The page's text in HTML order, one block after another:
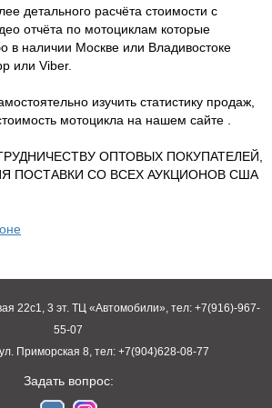
детального расчёта стоимости с
отчёта по мотоциклам которые
в наличии Москве или Владивостоке
или Viber.
изучить статистику продаж,
мотоцикла на нашем сайте .
ОПТОВЫХ ПОКУПАТЕЛЕЙ,
ПОСТАВКИ СО ВСЕХ АУКЦИОНОВ США
22с1, 3 эт. ТЦ «Автомобили», тел: +7(916)-967-
55-07
Приморская 8, тел: +7(904)628-08-77
Задать вопрос: